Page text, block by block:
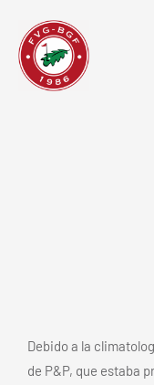
Debido a la
de P&P, que estaba